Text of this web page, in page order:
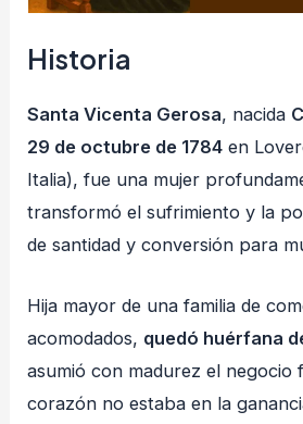
Historia
Santa Vicenta Gerosa, nacida
29 de octubre de 1784 en
Italia), fue una mujer
transformó el sufrimiento y la
de santidad y conversión para
Hija mayor de una familia de
acomodados, quedó huérfana
asumió con madurez el negocio
corazón no estaba en la